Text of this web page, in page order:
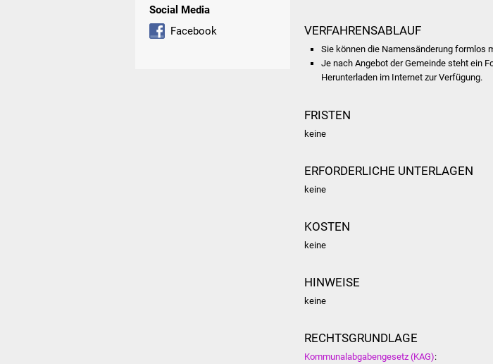
Social Media
Facebook
VERFAHRENSABLAUF
Sie können die Namensänderung formlos
Je nach Angebot der Gemeinde steht ein
Herunterladen im Internet zur Verfügung.
FRISTEN
keine
ERFORDERLICHE UNTERLAGEN
keine
KOSTEN
keine
HINWEISE
keine
RECHTSGRUNDLAGE
Kommunalabgabengesetz (KAG):